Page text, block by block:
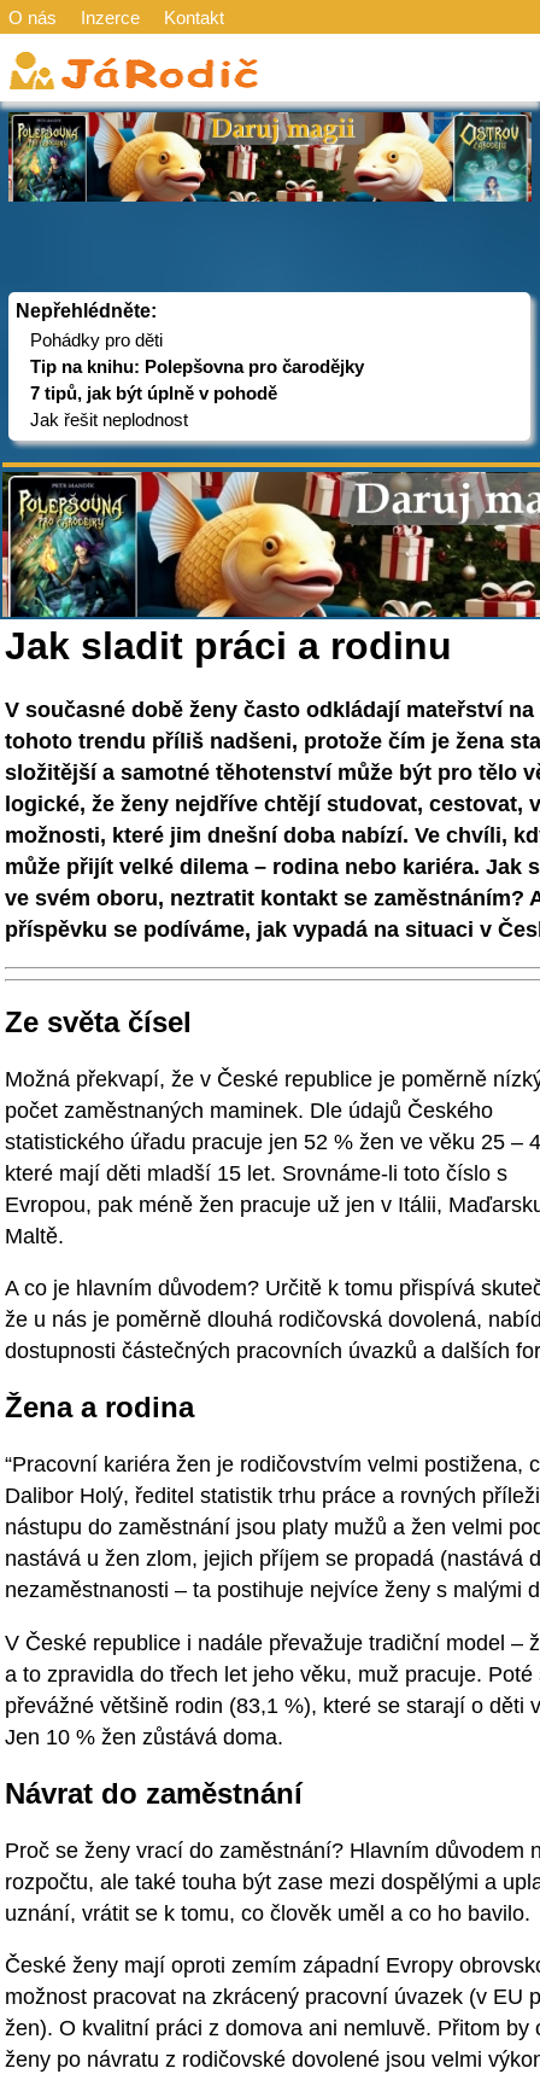
O nás Inzerce Kontakt
Nepřehlédněte:
Pohádky pro děti
Tip na knihu: Polepšovna pro čarodějky
7 tipů, jak být úplně v pohodě
Jak řešit neplodnost
Jak sladit práci a rodinu
V současné době ženy často odkládají mateřství
tohoto trendu příliš nadšeni, protože čím je žena
složitější a samotné těhotenství může být pro tělo
logické, že ženy nejdříve chtějí studovat,
možnosti, které jim dnešní doba nabízí. Ve chvíli,
může přijít velké dilema – rodina nebo kariéra. Jak
ve svém oboru, neztratit kontakt se zaměstnáním?
příspěvku se podíváme, jak vypadá na situaci v
Ze světa čísel
Možná překvapí, že v České republice je poměrně
počet zaměstnaných maminek. Dle údajů Českého
statistického úřadu pracuje jen 52 % žen ve věku 25 –
které mají děti mladší 15 let. Srovnáme-li toto číslo s
Evropou, pak méně žen pracuje už jen v Itálii,
Maltě.
A co je hlavním důvodem? Určitě k tomu přispívá
že u nás je poměrně dlouhá rodičovská dovolená,
dostupnosti částečných pracovních úvazků a dalších
Žena a rodina
“Pracovní kariéra žen je rodičovstvím velmi postižena,
Dalibor Holý, ředitel statistik trhu práce a rovných
nástupu do zaměstnání jsou platy mužů a žen velmi
nastává u žen zlom, jejich příjem se propadá (nastává
nezaměstnanosti – ta postihuje nejvíce ženy s malými
V České republice i nadále převažuje tradiční model –
a to zpravidla do třech let jeho věku, muž pracuje.
převážné většině rodin (83,1 %), které se starají o děti
Jen 10 % žen zůstává doma.
Návrat do zaměstnání
Proč se ženy vrací do zaměstnání? Hlavním důvodem
rozpočtu, ale také touha být zase mezi dospělými a
uznání, vrátit se k tomu, co člověk uměl a co ho bavilo.
České ženy mají oproti zemím západní Evropy
možnost pracovat na zkrácený pracovní úvazek (v EU
žen). O kvalitní práci z domova ani nemluvě. Přitom
ženy po návratu z rodičovské dovolené jsou velmi